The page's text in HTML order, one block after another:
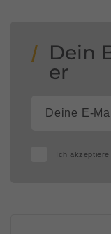
Dein
er
Ich akzeptiere